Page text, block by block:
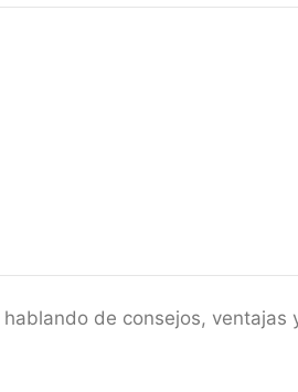
de consejos,